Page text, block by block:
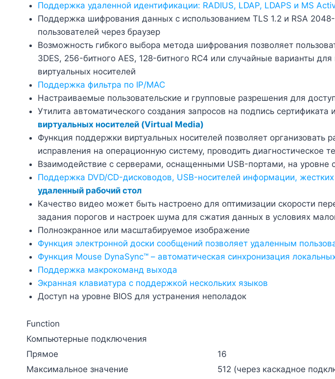
Поддержка удаленной идентификации: RADIUS, LDAP, LDAPS и MS
Поддержка шифрования данных с использованием TLS 1.2 и RSA
пользователей через браузер
Возможность гибкого выбора метода шифрования позволяет
3DES, 256-битного AES, 128-битного RC4 или случайные варианты
виртуальных носителей
Поддержка фильтра по IP/MAC
Настраиваемые пользовательские и групповые разрешения для
Утилита автоматического создания запросов на подпись сертификата
виртуальных носителей (Virtual Media)
Функция поддержки виртуальных носителей позволяет организовать
исправления на операционную систему, проводить диагностическое
Взаимодействие с серверами, оснащенными USB-портами, на уровне
Поддержка DVD/CD-дисководов, USB-носителей информации,
удаленный рабочий стол
Качество видео может быть настроено для оптимизации скорости
задания порогов и настроек шума для сжатия данных в условиях
Полноэкранное или масштабируемое изображение
Функция электронной доски сообщений позволяет удаленным
Функция Mouse DynaSync™ – автоматическая синхронизация
Поддержка макрокоманд выхода
Экранная клавиатура с поддержкой нескольких языков
Доступ на уровне BIOS для устранения неполадок
Function
Компьютерные подключения
Прямое
16
Максимальное значение
512 (через каскадное